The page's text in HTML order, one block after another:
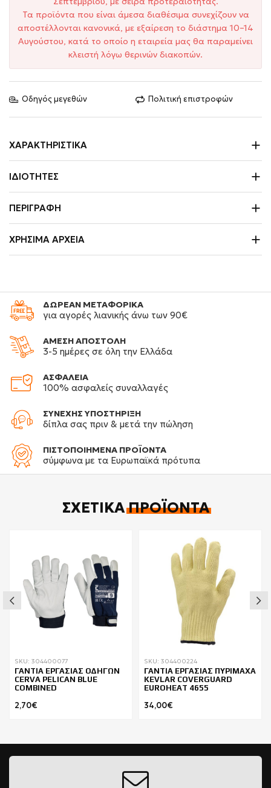
Τα προϊόντα που είναι άμεσα διαθέσιμα συνεχίζουν να
αποστέλλονται κανονικά, με εξαίρεση το διάστημα 10–14
Αυγούστου, κατά το οποίο η εταιρεία μας θα παραμείνει
κλειστή λόγω θερινών διακοπών.
Οδηγός μεγεθών Πολιτική επιστροφών
ΧΑΡΑΚΤΗΡΙΣΤΙΚΆ
ΙΔΙΌΤΗΤΕΣ
ΠΕΡΙΓΡΑΦΉ
ΧΡΉΣΙΜΑ ΑΡΧΕΊΑ
ΔΩΡΕΑΝ ΜΕΤΑΦΟΡΙΚΑ
για αγορές λιανικής άνω των 90€
ΑΜΕΣΗ ΑΠΟΣΤΟΛΗ
3-5 ημέρες σε όλη την Ελλάδα
ΑΣΦΑΛΕΙΑ
100% ασφαλείς συναλλαγές
ΣΥΝΕΧΗΣ ΥΠΟΣΤΗΡΙΞΗ
δίπλα σας πριν & μετά την πώληση
ΠΙΣΤΟΠΟΙΗΜΕΝΑ ΠΡΟΪΟΝΤΑ
σύμφωνα με τα Ευρωπαϊκά πρότυπα
ΣΧΕΤΙΚΆΠΡΟΪΌΝΤΑ
SKU: 304400077
ΓΑΝΤΙΑ ΕΡΓΑΣΙΑΣ ΟΔΗΓΩΝ
CERVA PELICAN BLUE
COMBINED
2,70€
SKU: 304400224
ΓΑΝΤΙΑ ΕΡΓΑΣΙΑΣ ΠΥΡΙΜΑΧΑ
KEVLAR COVERGUARD
EUROHEAT 4655
34,00€